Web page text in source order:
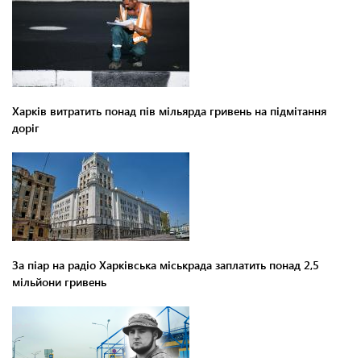
Харків витратить понад пів мільярда гривень на підмітання
доріг
За піар на радіо Харківська міськрада заплатить понад 2,5
мільйони гривень